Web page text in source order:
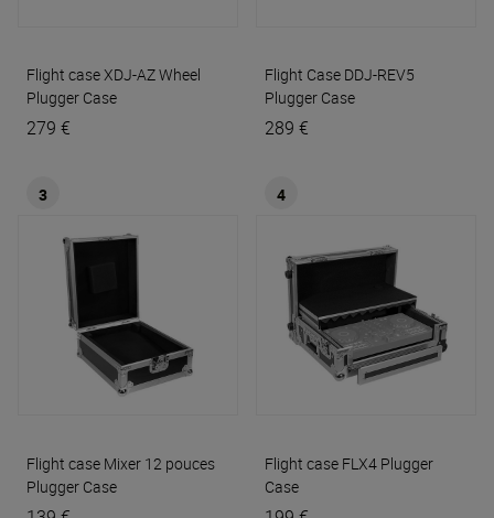
Flight case XDJ-AZ Wheel
Plugger Case
279 €
Flight Case DDJ-REV5
Plugger Case
289 €
3
Flight case Mixer 12 pouces
Plugger Case
4
Flight case FLX4 Plugger
Case